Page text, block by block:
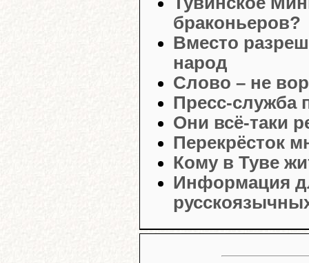
браконьеров?
Вместо
народ
Слово – не
Пресс-служба
Они всё-таки
Перекрёсток
Кому в Туве
Информация